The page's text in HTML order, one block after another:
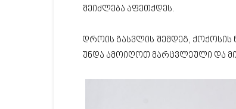
შეიძლება აფეთქდეს.
დროის გასვლის შემდეგ, ქოქოსის
უნდა ამოიღოთ მარცვლეული და